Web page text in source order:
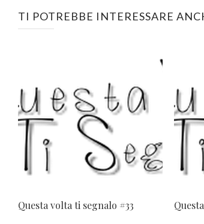
TI POTREBBE INTERESSARE
Questa volta ti segnalo #33